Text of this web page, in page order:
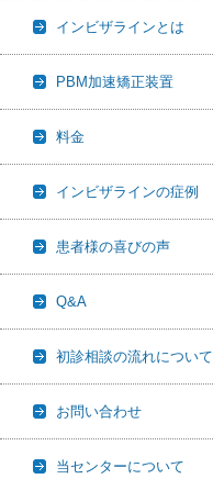
インビザラインとは
PBM加速矯正装置
料金
インビザラインの症例
患者様の喜びの声
Q&A
初診相談の流れについて
お問い合わせ
当センターについて